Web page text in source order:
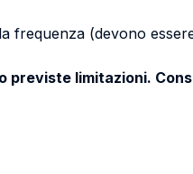
frequenza (devono
limitazioni.